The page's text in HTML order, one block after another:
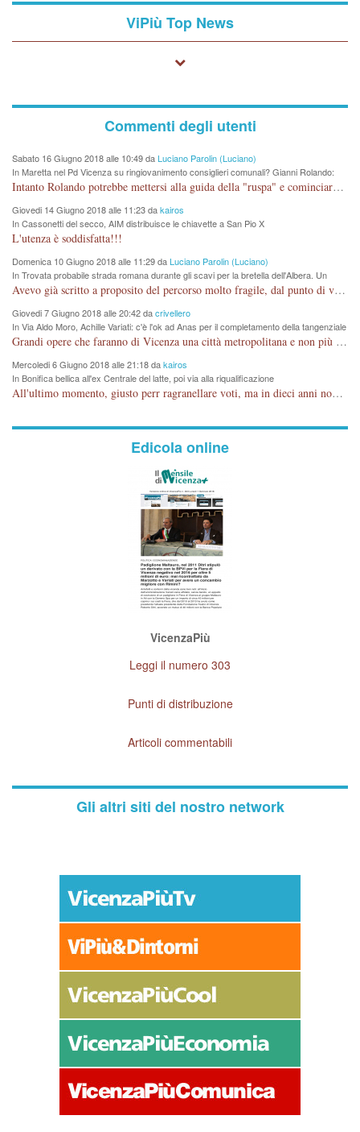
ViPiù Top News
Commenti degli utenti
Sabato 16 Giugno 2018 alle 10:49 daLuciano Parolin (Luciano)
In Maretta nel Pd Vicenza su ringiovanimento consiglieri comunali? Gianni Rolando:
"non mi dimetto". Angelo Tonello: "va bene così"
Intanto Rolando potrebbe mettersi alla guida della "ruspa" e cominciare a scavare l'acqua alle Maddalene, con tanti Auguri di Acque Vicentine, magari deviando il percorso della Bretella. Amen.
Giovedi 14 Giugno 2018 alle 11:23 dakairos
In Cassonetti del secco, AIM distribuisce le chiavette a San Pio X
L'utenza è soddisfatta!!!
Domenica 10 Giugno 2018 alle 11:29 daLuciano Parolin (Luciano)
In Trovata probabile strada romana durante gli scavi per la bretella dell'Albera. Un
nuovo stop?
Avevo già scritto a proposito del percorso molto fragile, dal punto di vista archeologico. La zona è sicuramente ricca di testimonianze religiose, con insediamenti abitativi, vedi l'acquedotto romano di Lobbia. Spero, che risorgive della Seriola, non subiscano danni.
Giovedi 7 Giugno 2018 alle 20:42 dacrivellero
In Via Aldo Moro, Achille Variati: c'è l'ok ad Anas per il completamento della tangenziale
Grandi opere che faranno di Vicenza una città metropolitana e non più provinciale soffocata dal rumore dal traffico e smog concentrato in 6 vie cittadine. complimenti
Mercoledi 6 Giugno 2018 alle 21:18 dakairos
In Bonifica bellica all'ex Centrale del latte, poi via alla riqualificazione
All'ultimo momento, giusto perr ragranellare voti, ma in dieci anni non si poteva fare prima?
Edicola online
VicenzaPiù
Leggi il numero 303
Punti di distribuzione
Articoli commentabili
Gli altri siti del nostro network